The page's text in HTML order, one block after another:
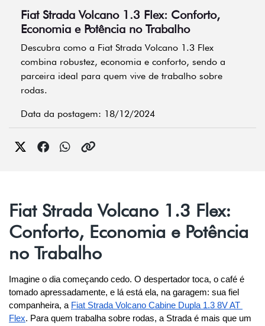
Fiat Strada Volcano 1.3 Flex: Conforto,
Economia e Potência no Trabalho
Descubra como a Fiat Strada Volcano 1.3 Flex
combina robustez, economia e conforto, sendo a
parceira ideal para quem vive de trabalho sobre
rodas.
Data da postagem: 18/12/2024
Fiat Strada Volcano 1.3 Flex:
Conforto, Economia e Potência
no Trabalho
Imagine o dia começando cedo. O despertador toca, o café é
tomado apressadamente, e lá está ela, na garagem: sua fiel
companheira, a Fiat Strada Volcano Cabine Dupla 1.3 8V AT
Flex. Para quem trabalha sobre rodas, a Strada é mais que um